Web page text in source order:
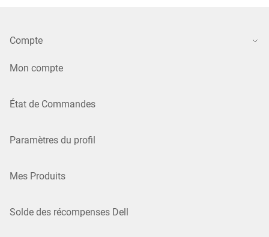
Compte
Mon compte
État de Commandes
Paramètres du profil
Mes Produits
Solde des récompenses Dell